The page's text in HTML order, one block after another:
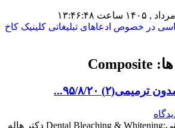
در خصوص ادعاهای تبلیغاتی کلینیک کاخ
Composite
۹۵/۸/۲۰...
دکتر شبنم شریفی میلانی:Dental Bleaching & Whitening دکتر هاله